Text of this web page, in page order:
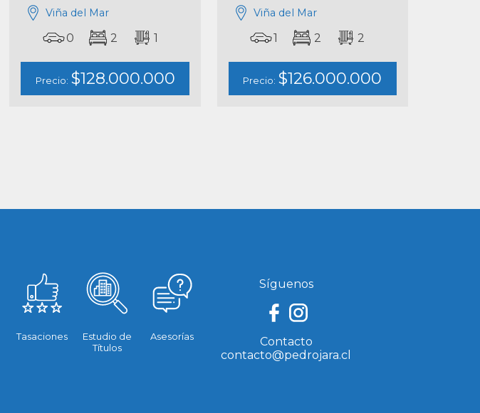
Viña del Mar
0 2 1
Precio: $128.000.000
Viña del Mar
1 2 2
Precio: $126.000.000
Tasaciones
Estudio de
Títulos
Asesorías
Síguenos
Contacto
contacto@pedrojara.cl